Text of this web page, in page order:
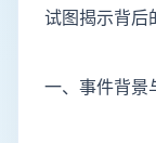
试图揭示背后
一、事件背景